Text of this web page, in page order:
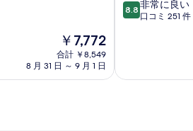
現
在
の
￥7,772
合計 ￥8,549
8 月 31 日 ～ 9 月 1 日
MIHAMA
中
10
段
常
8.8 非常に良い
口コミ 251 件